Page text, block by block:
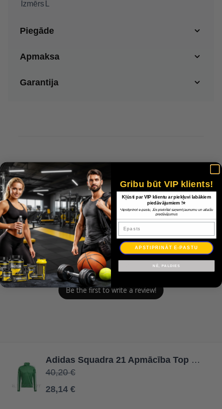
Izmērs
Piegāde
Apmaksa
Garantija
Customer Reviews
We’re looking for stars!
Let us know what you think
Be the first to write a review!
Adidas Squadra 21 Apmācība Top GP6473 džemperis / Zaļa / L
40,20 €
28,14 €
Gribu būt VIP klients!
Kļūsti par VIP klientu ar piekļuvi labākiem
piedāvājumiem !⭐
*Apstiprinot e-pastu, Jūs piekrītat saņemt jaunumu un atlaižu
piedāvājumus
Epasts
APSTIPRINĀT E-PASTU
NĒ, PALDIES